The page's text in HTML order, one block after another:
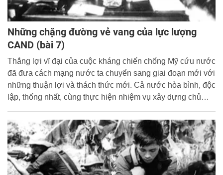
Những chặng đường vẻ vang của lực lượng
CAND (bài 7)
Thắng lợi vĩ đại của cuộc kháng chiến chống Mỹ cứu nước
đã đưa cách mạng nước ta chuyển sang giai đoạn mới với
những thuận lợi và thách thức mới. Cả nước hòa bình, độc
lập, thống nhất, cùng thực hiện nhiệm vụ xây dựng chủ